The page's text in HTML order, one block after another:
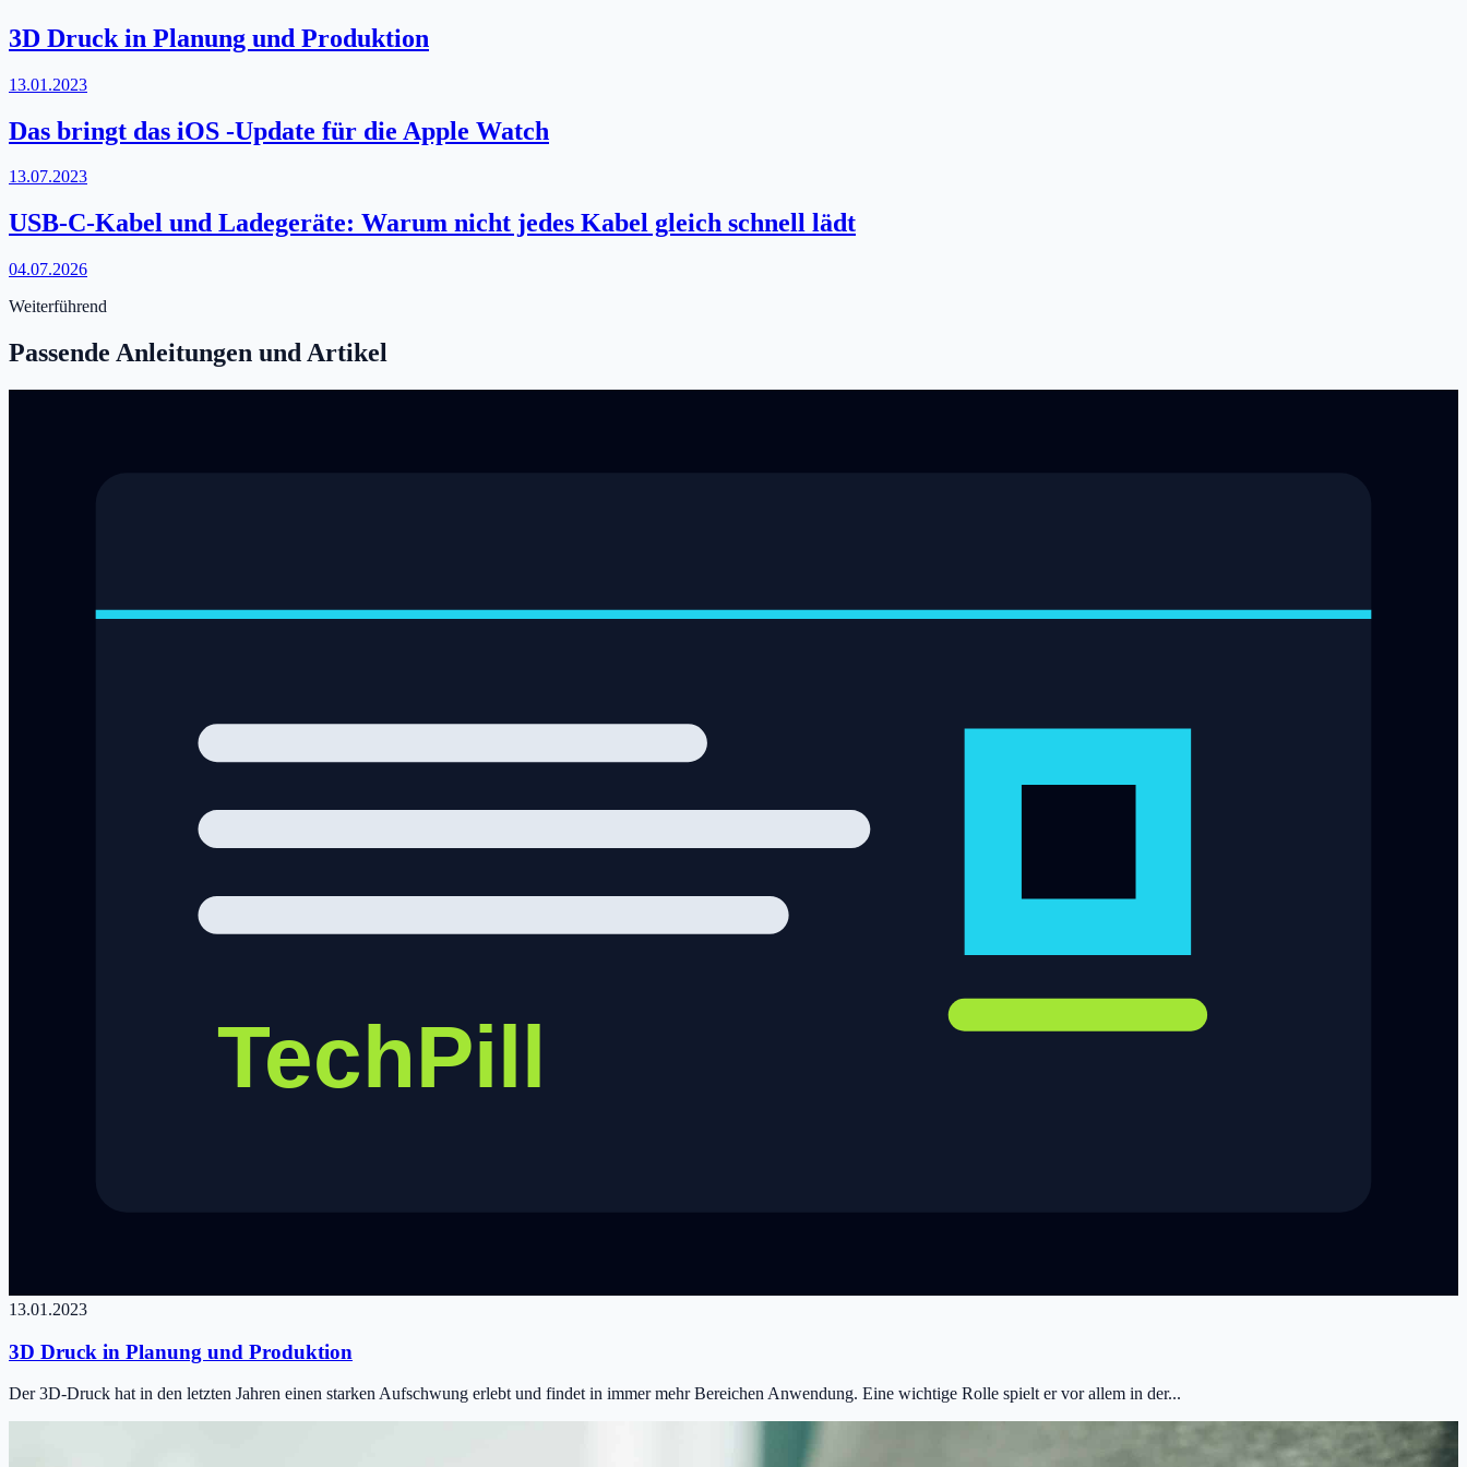
3D Druck in Planung und Produktion
13.01.2023
Das bringt das iOS -Update für die Apple Watch
13.07.2023
USB-C-Kabel und Ladegeräte: Warum nicht jedes Kabel gleich schnell lädt
04.07.2026
Weiterführend
Passende Anleitungen und Artikel
13.01.2023
3D Druck in Planung und Produktion
Der 3D-Druck hat in den letzten Jahren einen starken Aufschwung erlebt und findet in immer mehr Bereichen Anwendung. Eine wichtige Rolle spielt er vor allem in der...